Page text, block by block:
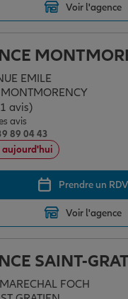
Voir l'agence
EMILE
de 4.9 sur 5
avis)
avis
89 04 43
aujourd'hui
Prendre un RDV
Voir l'agence
SAINT-
FOCH